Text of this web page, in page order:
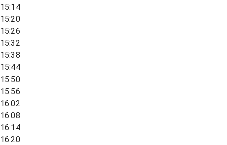
15:14
15:20
15:26
15:32
15:38
15:44
15:50
15:56
16:02
16:08
16:14
16:20